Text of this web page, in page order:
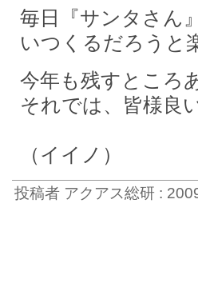
毎日『サンタさん
いつくるだろうと
今年も残すところ
それでは、皆様良
（イイノ）
投稿者 アクアス総研 :